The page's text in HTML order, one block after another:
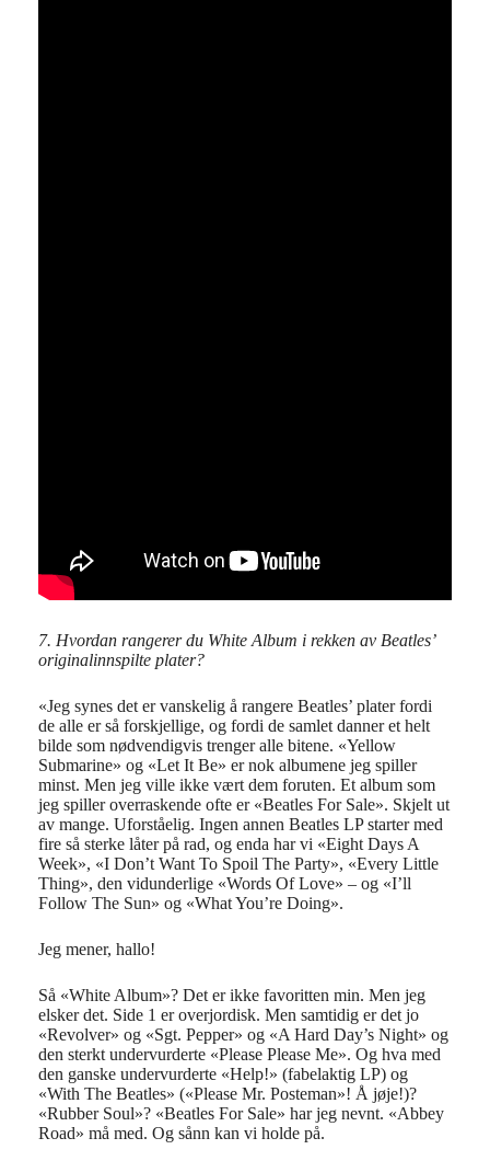
7. Hvordan rangerer du White Album i rekken av Beatles’
originalinnspilte plater?
«Jeg synes det er vanskelig å rangere Beatles’ plater fordi
de alle er så forskjellige, og fordi de samlet danner et helt
bilde som nødvendigvis trenger alle bitene. «Yellow
Submarine» og «Let It Be» er nok albumene jeg spiller
minst. Men jeg ville ikke vært dem foruten. Et album som
jeg spiller overraskende ofte er «Beatles For Sale». Skjelt ut
av mange. Uforståelig. Ingen annen Beatles LP starter med
fire så sterke låter på rad, og enda har vi «Eight Days A
Week», «I Don’t Want To Spoil The Party», «Every Little
Thing», den vidunderlige «Words Of Love» – og «I’ll
Follow The Sun» og «What You’re Doing».
Jeg mener, hallo!
Så «White Album»? Det er ikke favoritten min. Men jeg
elsker det. Side 1 er overjordisk. Men samtidig er det jo
«Revolver» og «Sgt. Pepper» og «A Hard Day’s Night» og
den sterkt undervurderte «Please Please Me». Og hva med
den ganske undervurderte «Help!» (fabelaktig LP) og
«With The Beatles» («Please Mr. Posteman»! Å jøje!)?
«Rubber Soul»? «Beatles For Sale» har jeg nevnt. «Abbey
Road» må med. Og sånn kan vi holde på.